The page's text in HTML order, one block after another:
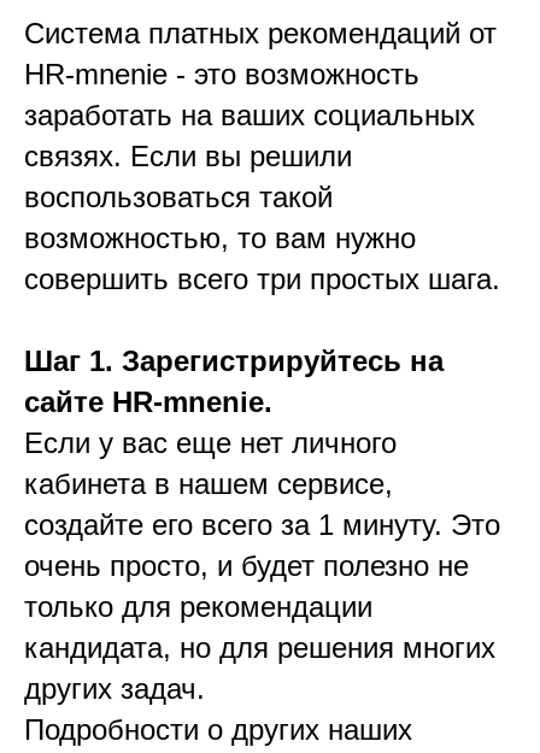
Система платных рекомендаций от
HR-mnenie - это возможность
заработать на ваших социальных
связях. Если вы решили
воспользоваться такой
возможностью, то вам нужно
совершить всего три простых шага.
Шаг 1. Зарегистрируйтесь на
сайте HR-mnenie.
Если у вас еще нет личного
кабинета в нашем сервисе,
создайте его всего за 1 минуту. Это
очень просто, и будет полезно не
только для рекомендации
кандидата, но для решения многих
других задач.
Подробности о других наших